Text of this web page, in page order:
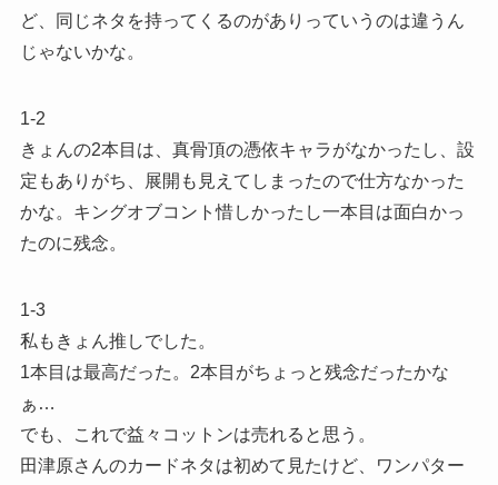
ど、同じネタを持ってくるのがありっていうのは違うん
じゃないかな。
1-2
きょんの2本目は、真骨頂の憑依キャラがなかったし、設
定もありがち、展開も見えてしまったので仕方なかった
かな。キングオブコント惜しかったし一本目は面白かっ
たのに残念。
1-3
私もきょん推しでした。
1本目は最高だった。2本目がちょっと残念だったかな
ぁ…
でも、これで益々コットンは売れると思う。
田津原さんのカードネタは初めて見たけど、ワンパター